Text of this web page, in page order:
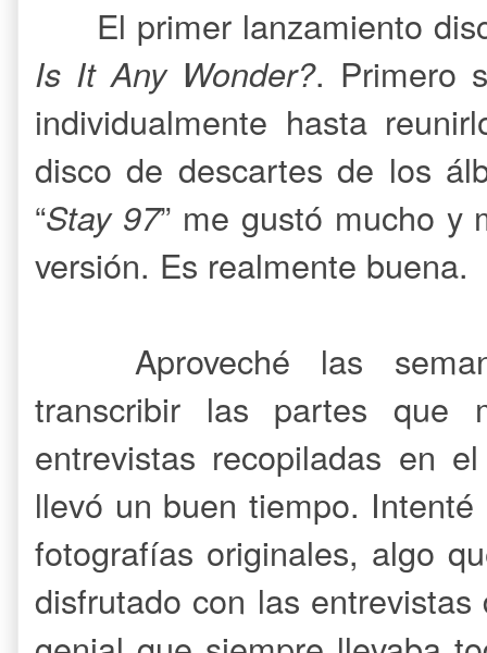
El primer lanzamiento
Is It Any Wonder?. Primero
individualmente hasta
disco de descartes de los
“Stay 97” me gustó mucho y
versión. Es realmente buena.
Aproveché las
transcribir las partes que
entrevistas recopiladas en
llevó un buen tiempo.
fotografías originales, algo
disfrutado con las